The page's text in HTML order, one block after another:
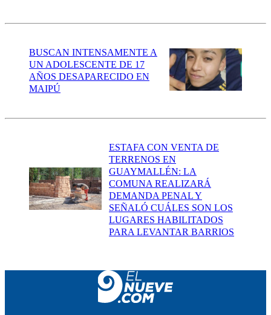
BUSCAN INTENSAMENTE A
UN ADOLESCENTE DE 17
AÑOS DESAPARECIDO EN
MAIPÚ
ESTAFA CON VENTA DE
TERRENOS EN
GUAYMALLÉN: LA
COMUNA REALIZARÁ
DEMANDA PENAL Y
SEÑALÓ CUÁLES SON LOS
LUGARES HABILITADOS
PARA LEVANTAR BARRIOS